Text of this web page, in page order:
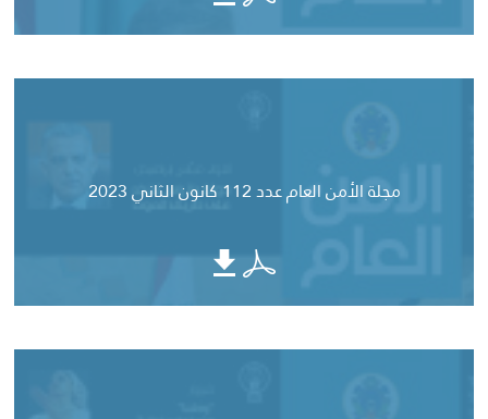
مجلة الأمن العام عدد 112 كانون الثاني 2023